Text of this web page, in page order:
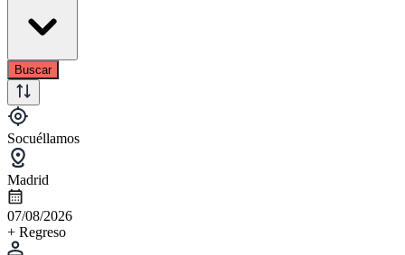
Buscar
Socuéllamos
Madrid
07/08/2026
+ Regreso